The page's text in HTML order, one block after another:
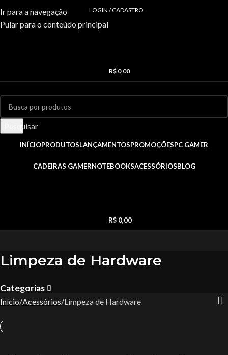
Ir para a navegação
Pular para o conteúdo principal
LOGIN / CADASTRO
R$ 0,00
Pesquisar
INÍCIOPRODUTOSLANÇAMENTOSPROMOÇÕESPC GAMER
CADEIRAS GAMERNOTEBOOKSACESSÓRIOSBLOG
R$0,00
Limpeza de Hardware
Categorias
Início Acessórios Limpeza de Hardware